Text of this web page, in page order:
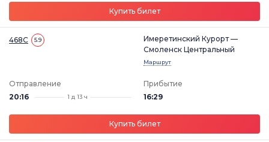
Купить билет
468С 5.9
Имеретинский Курорт —
Смоленск Центральный
Маршрут
Отправление
20:16
1 д 13 ч
Прибытие
16:29
Купить билет